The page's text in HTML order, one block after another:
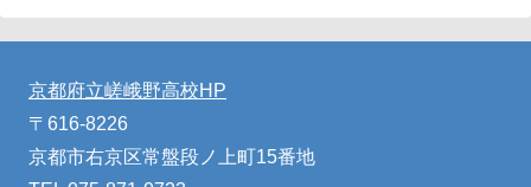
京都府立嵯峨野高校HP
〒616-8226
京都市右京区常盤段ノ上町15番地